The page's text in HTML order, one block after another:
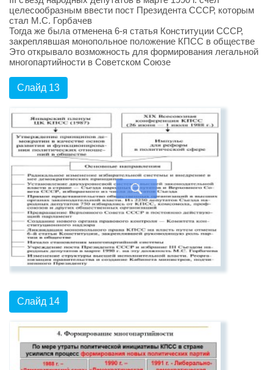
целесообразным ввести пост Президента СССР, которым
стал М.С. Горбачев
Тогда же была отменена 6-я статья Конституции СССР,
закреплявшая монопольное положение КПСС в обществе
Это открывало возможность для формирования легальной
многопартийности в Советском Союзе
Слайд 13
Слайд 14